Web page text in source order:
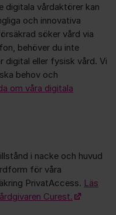
digitala vårdaktörer kan
och innovativa
söker vård via
behöver du inte
digital eller fysisk vård. Vi
behov och
om våra digitala
i nacke och huvud
för våra
PrivatAccess. Läs
Curest.